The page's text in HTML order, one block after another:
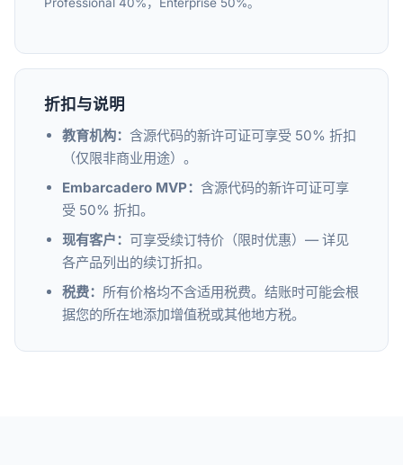
折扣与说明
教育机构： 含源代码的新许可证可享受 50% 折扣
（仅限非商业用途）。
Embarcadero MVP： 含源代码的新许可证可享
受 50% 折扣。
现有客户： 可享受续订特价（限时优惠）— 详见
各产品列出的续订折扣。
税费： 所有价格均不含适用税费。结账时可能会根
据您的所在地添加增值税或其他地方税。